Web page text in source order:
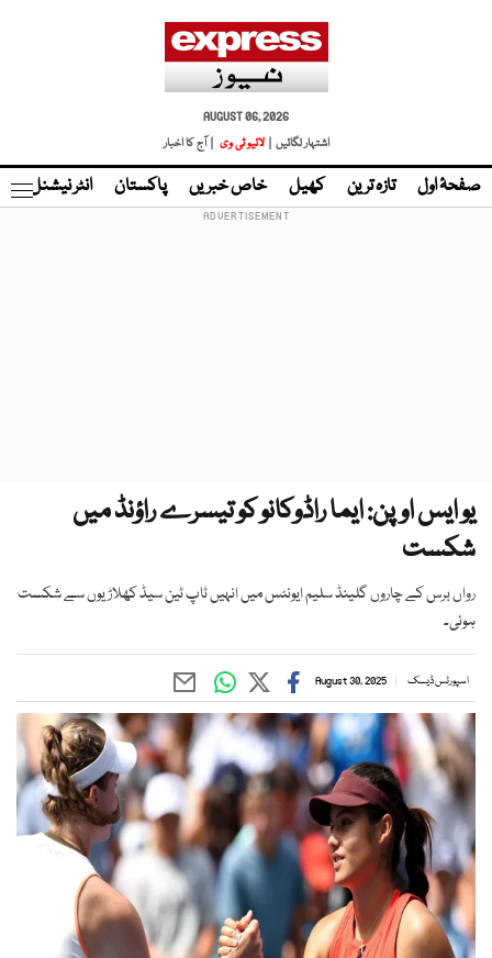
AUGUST 06, 2026
اشتہار لگائیں |
لائیو ٹی وی | آج کا اخبار
صفحۂ اول تازہ ترین کھیل خاص خبریں پاکستان انٹر نیشنل
یو ایس اوپن: ایما راڈوکانو کو تیسرے راؤنڈ میں
شکست
رواں برس کے چاروں گلینڈ سلیم ایونٹس میں انہیں ٹاپ ٹین سیڈ کھلاڑیوں سے شکست
ہوئی۔
اسپورٹس ڈیسک August 30, 2025